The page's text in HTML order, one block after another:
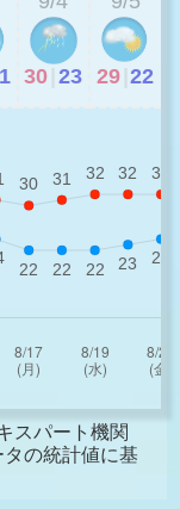
30 23 29 22
スパート機関
の統計値に基